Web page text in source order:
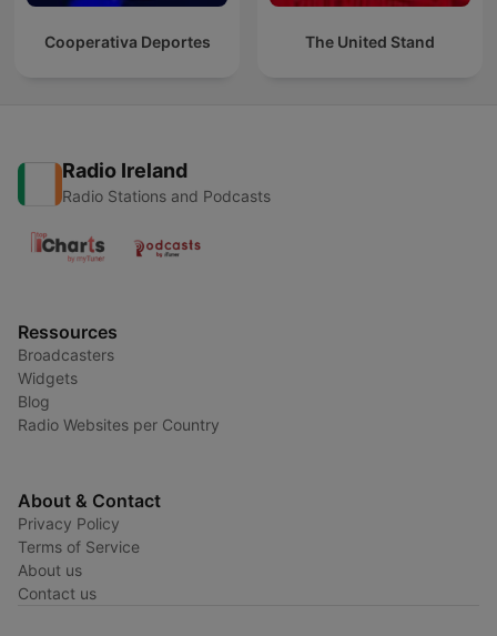
Cooperativa Deportes The United Stand
Radio Ireland
Radio Stations and Podcasts
Ressources
Broadcasters
Widgets
Blog
Radio Websites per Country
About & Contact
Privacy Policy
Terms of Service
About us
Contact us